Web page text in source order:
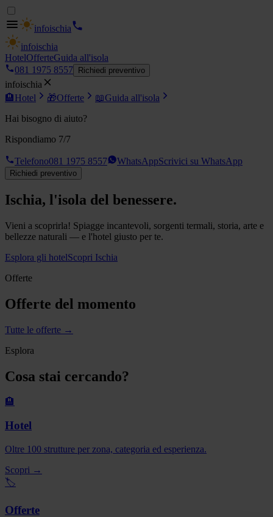
infoischia
infoischia
HotelOfferteGuida all'isola
081 1975 8557
Richiedi preventivo
infoischia
🏨Hotel 🎁Offerte 📖Guida all'isola
Hai bisogno di aiuto?
Rispondiamo 7/7
Telefono081 1975 8557 WhatsAppScrivici su WhatsApp
Richiedi preventivo
Ischia, l'isola del benessere.
Vieni a scoprirla! Spiagge incantevoli, sorgenti termali, storia, arte e
bellezze naturali — e l'hotel giusto per te.
Esplora gli hotelScopri Ischia
Offerte
Offerte del momento
Tutte le offerte →
Esplora
Cosa stai cercando?
🏨
Hotel
Oltre 100 strutture per zona, categoria ed esperienza.
Scopri →
🏷️
Offerte